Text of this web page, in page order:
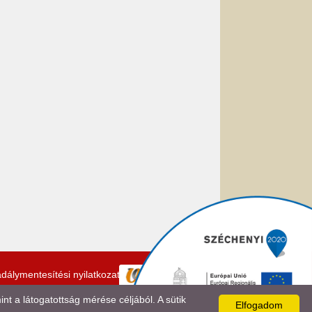
nyilatkozat
Elfogadom
a látogatottság mérése céljából. A sütik